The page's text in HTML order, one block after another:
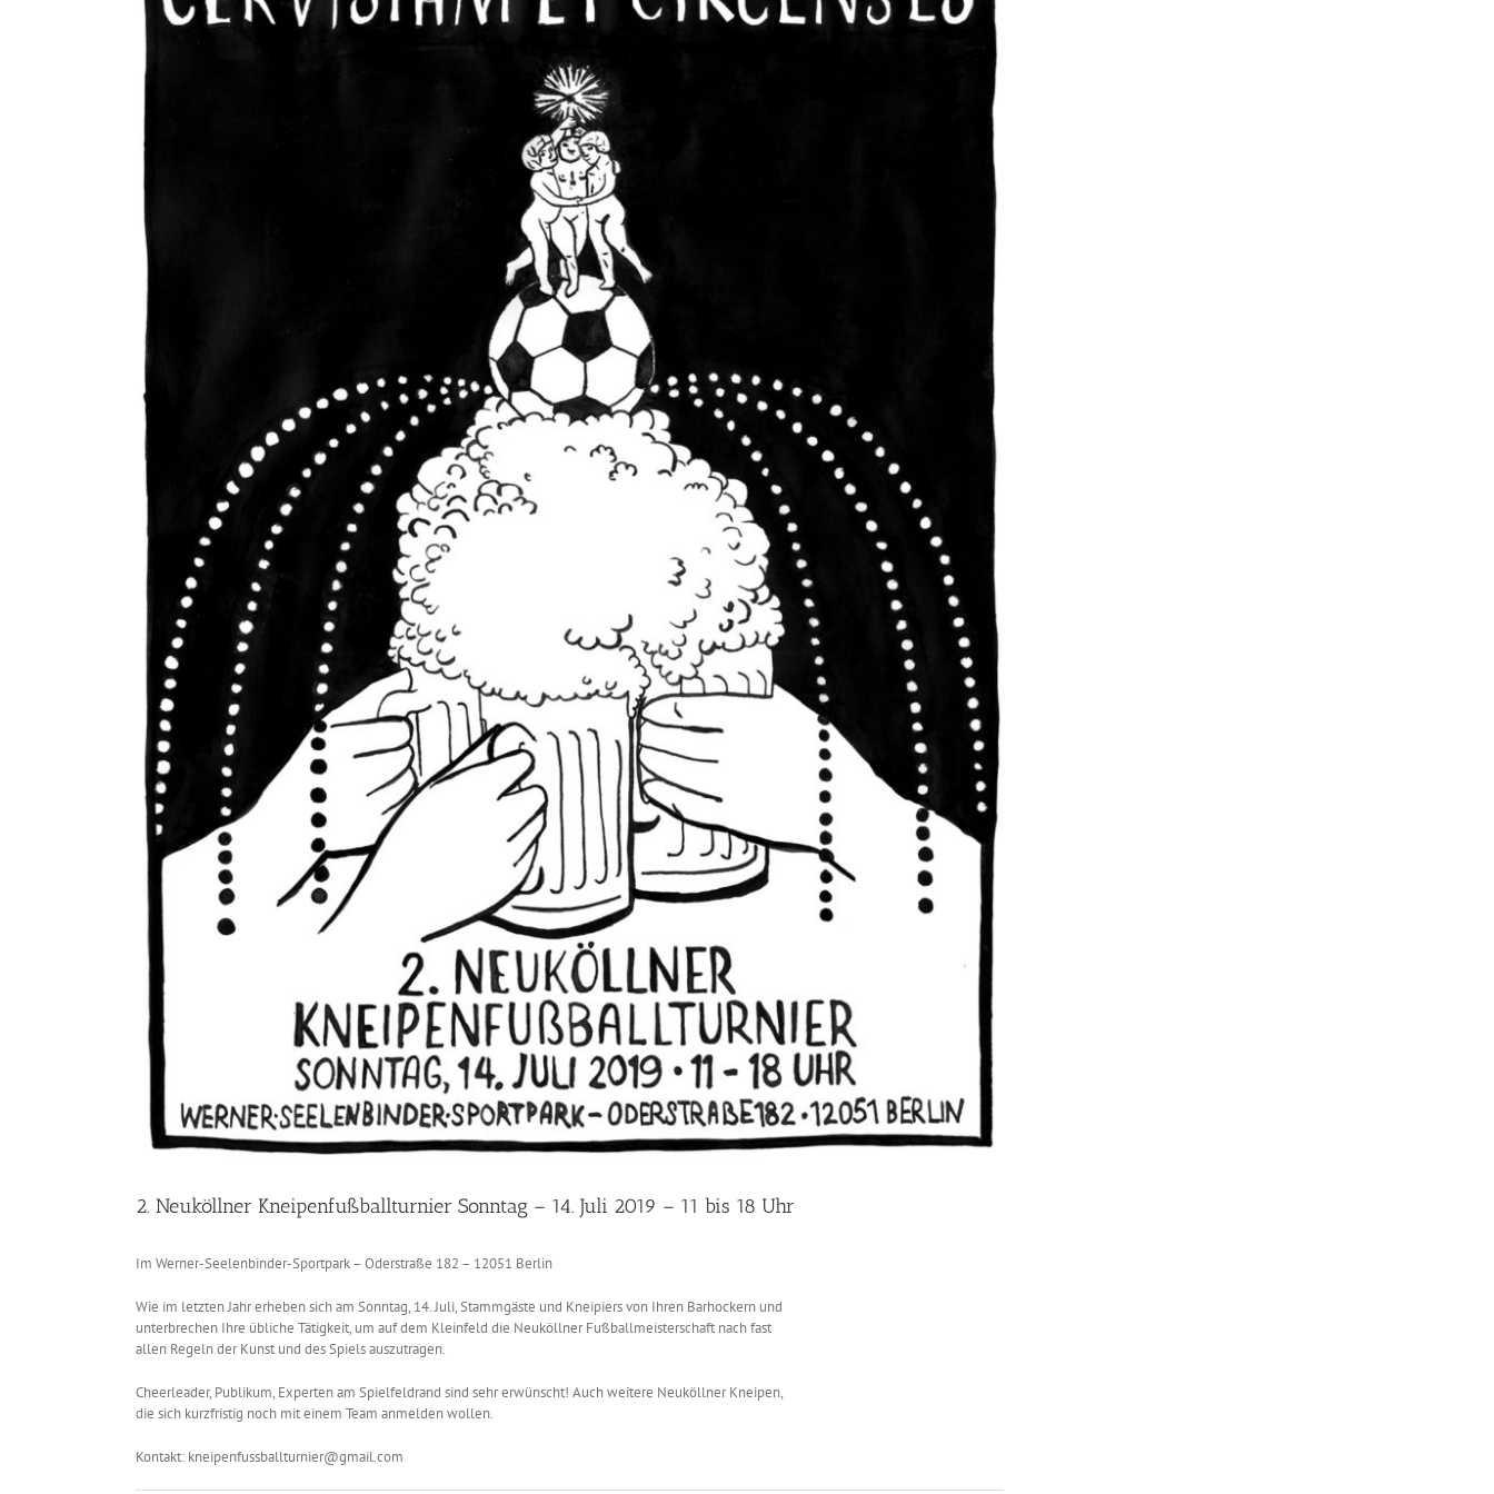
2. Neuköllner Kneipenfußballturnier Sonntag – 14. Juli 2019 – 11 bis 18 Uhr
Im Werner-Seelenbinder-Sportpark – Oderstraße 182 – 12051 Berlin
Wie im letzten Jahr erheben sich am Sonntag, 14. Juli, Stammgäste und Kneipiers von Ihren Barhockern und
unterbrechen Ihre übliche Tätigkeit, um auf dem Kleinfeld die Neuköllner Fußballmeisterschaft nach fast
allen Regeln der Kunst und des Spiels auszutragen.
Cheerleader, Publikum, Experten am Spielfeldrand sind sehr erwünscht! Auch weitere Neuköllner Kneipen,
die sich kurzfristig noch mit einem Team anmelden wollen.
Kontakt: kneipenfussballturnier@gmail.com